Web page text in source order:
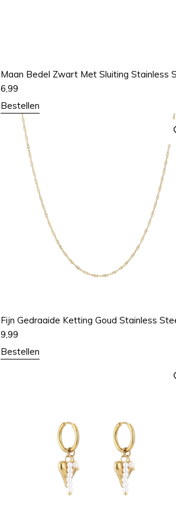
Maan Bedel Zwart Met Sluiting Stainless
6,99
Bestellen
Fijn Gedraaide Ketting Goud Stainless
9,99
Bestellen